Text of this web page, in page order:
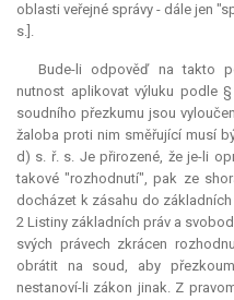
oblasti veřejné správy - dále jen
s.].
Bude-li odpověď na takto
nutnost aplikovat výluku podle
soudního přezkumu jsou
žaloba proti nim směřující musí
d) s. ř. s. Je přirozené, že je-li
takové "rozhodnutí", pak ze
docházet k zásahu do
2 Listiny základních práv a
svých právech zkrácen
obrátit na soud, aby
nestanoví-li zákon jinak. Z